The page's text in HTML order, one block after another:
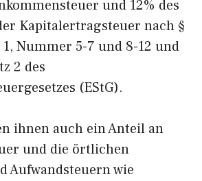
und 12% des
Kapitalertragsteuer nach §
1, Nummer 5-7 und 8-12 und
2 des
(EStG).
ihnen auch ein Anteil an
und die örtlichen
Aufwandsteuern wie